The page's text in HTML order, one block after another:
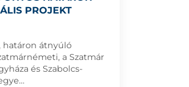
PROJEKT
határon átnyúló
a Szatmár
és Szabolcs-